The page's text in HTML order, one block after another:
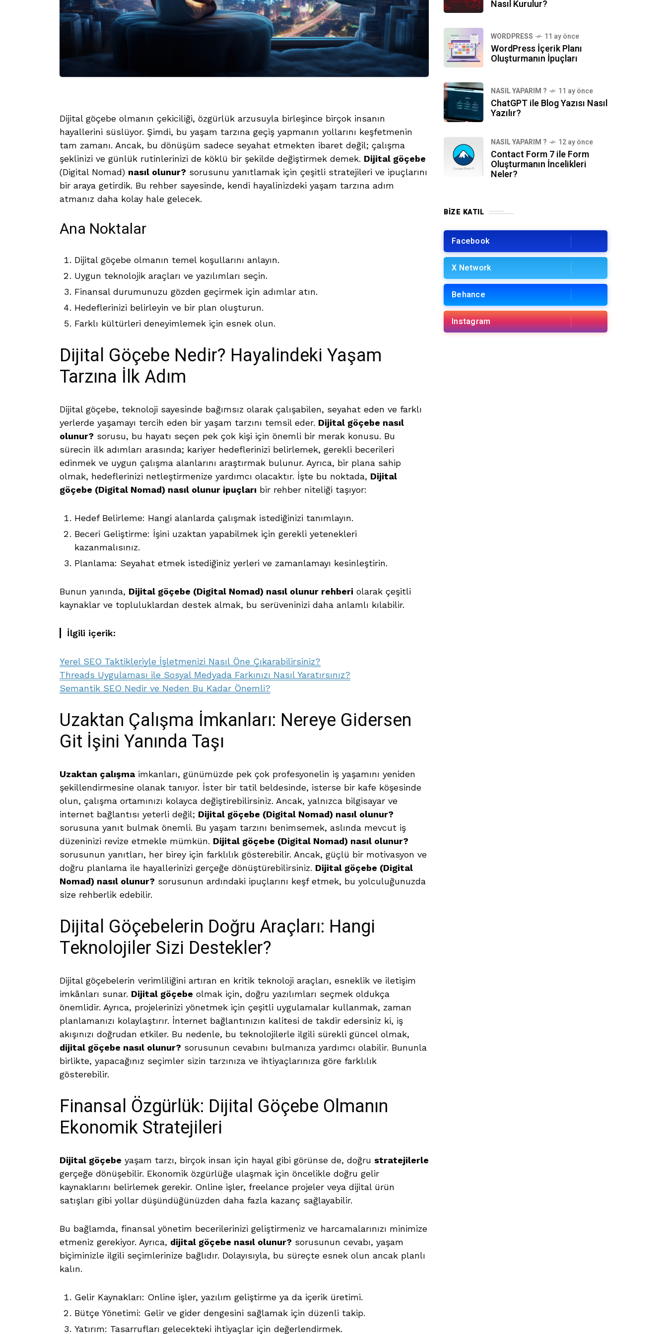
Dijital göçebe olmanın çekiciliği, özgürlük arzusuyla birleşince birçok insanın
hayallerini süslüyor. Şimdi, bu yaşam tarzına geçiş yapmanın yollarını keşfetmenin
tam zamanı. Ancak, bu dönüşüm sadece seyahat etmekten ibaret değil; çalışma
şeklinizi ve günlük rutinlerinizi de köklü bir şekilde değiştirmek demek. Dijital göçebe
(Digital Nomad) nasıl olunur? sorusunu yanıtlamak için çeşitli stratejileri ve ipuçlarını
bir araya getirdik. Bu rehber sayesinde, kendi hayalinizdeki yaşam tarzına adım
atmanız daha kolay hale gelecek.
Ana Noktalar
Dijital göçebe olmanın temel koşullarını anlayın.
Uygun teknolojik araçları ve yazılımları seçin.
Finansal durumunuzu gözden geçirmek için adımlar atın.
Hedeflerinizi belirleyin ve bir plan oluşturun.
Farklı kültürleri deneyimlemek için esnek olun.
Dijital Göçebe Nedir? Hayalindeki Yaşam
Tarzına İlk Adım
Dijital göçebe, teknoloji sayesinde bağımsız olarak çalışabilen, seyahat eden ve farklı
yerlerde yaşamayı tercih eden bir yaşam tarzını temsil eder. Dijital göçebe nasıl
olunur? sorusu, bu hayatı seçen pek çok kişi için önemli bir merak konusu. Bu
sürecin ilk adımları arasında; kariyer hedeflerinizi belirlemek, gerekli becerileri
edinmek ve uygun çalışma alanlarını araştırmak bulunur. Ayrıca, bir plana sahip
olmak, hedeflerinizi netleştirmenize yardımcı olacaktır. İşte bu noktada, Dijital
göçebe (Digital Nomad) nasıl olunur ipuçları bir rehber niteliği taşıyor:
Hedef Belirleme: Hangi alanlarda çalışmak istediğinizi tanımlayın.
Beceri Geliştirme: İşini uzaktan yapabilmek için gerekli yetenekleri
kazanmalısınız.
Planlama: Seyahat etmek istediğiniz yerleri ve zamanlamayı kesinleştirin.
Bunun yanında, Dijital göçebe (Digital Nomad) nasıl olunur rehberi olarak çeşitli
kaynaklar ve topluluklardan destek almak, bu serüveninizi daha anlamlı kılabilir.
İlgili içerik:
Yerel SEO Taktikleriyle İşletmenizi Nasıl Öne Çıkarabilirsiniz?
Threads Uygulaması ile Sosyal Medyada Farkınızı Nasıl Yaratırsınız?
Semantik SEO Nedir ve Neden Bu Kadar Önemli?
Uzaktan Çalışma İmkanları: Nereye Gidersen
Git İşini Yanında Taşı
Uzaktan çalışma imkanları, günümüzde pek çok profesyonelin iş yaşamını yeniden
şekillendirmesine olanak tanıyor. İster bir tatil beldesinde, isterse bir kafe köşesinde
olun, çalışma ortamınızı kolayca değiştirebilirsiniz. Ancak, yalnızca bilgisayar ve
internet bağlantısı yeterli değil; Dijital göçebe (Digital Nomad) nasıl olunur?
sorusuna yanıt bulmak önemli. Bu yaşam tarzını benimsemek, aslında mevcut iş
düzeninizi revize etmekle mümkün. Dijital göçebe (Digital Nomad) nasıl olunur?
sorusunun yanıtları, her birey için farklılık gösterebilir. Ancak, güçlü bir motivasyon ve
doğru planlama ile hayallerinizi gerçeğe dönüştürebilirsiniz. Dijital göçebe (Digital
Nomad) nasıl olunur? sorusunun ardındaki ipuçlarını keşf etmek, bu yolculuğunuzda
size rehberlik edebilir.
Dijital Göçebelerin Doğru Araçları: Hangi
Teknolojiler Sizi Destekler?
Dijital göçebelerin verimliliğini artıran en kritik teknoloji araçları, esneklik ve iletişim
imkânları sunar. Dijital göçebe olmak için, doğru yazılımları seçmek oldukça
önemlidir. Ayrıca, projelerinizi yönetmek için çeşitli uygulamalar kullanmak, zaman
planlamanızı kolaylaştırır. İnternet bağlantınızın kalitesi de takdir edersiniz ki, iş
akışınızı doğrudan etkiler. Bu nedenle, bu teknolojilerle ilgili sürekli güncel olmak,
dijital göçebe nasıl olunur? sorusunun cevabını bulmanıza yardımcı olabilir. Bununla
birlikte, yapacağınız seçimler sizin tarzınıza ve ihtiyaçlarınıza göre farklılık
gösterebilir.
Finansal Özgürlük: Dijital Göçebe Olmanın
Ekonomik Stratejileri
Dijital göçebe yaşam tarzı, birçok insan için hayal gibi görünse de, doğru stratejilerle
gerçeğe dönüşebilir. Ekonomik özgürlüğe ulaşmak için öncelikle doğru gelir
kaynaklarını belirlemek gerekir. Online işler, freelance projeler veya dijital ürün
satışları gibi yollar düşündüğünüzden daha fazla kazanç sağlayabilir.
Bu bağlamda, finansal yönetim becerilerinizi geliştirmeniz ve harcamalarınızı minimize
etmeniz gerekiyor. Ayrıca, dijital göçebe nasıl olunur? sorusunun cevabı, yaşam
biçiminizle ilgili seçimlerinize bağlıdır. Dolayısıyla, bu süreçte esnek olun ancak planlı
kalın.
Gelir Kaynakları: Online işler, yazılım geliştirme ya da içerik üretimi.
Bütçe Yönetimi: Gelir ve gider dengesini sağlamak için düzenli takip.
Yatırım: Tasarrufları gelecekteki ihtiyaçlar için değerlendirmek.
Nasıl Kurulur?
WORDPRESS 11 ay önce
WordPress İçerik Planı
Oluşturmanın İpuçları
NASIL YAPARIM ? 11 ay önce
ChatGPT ile Blog Yazısı Nasıl
Yazılır?
NASIL YAPARIM ? 12 ay önce
Contact Form 7 ile Form
Oluşturmanın İncelikleri
Neler?
BIZE KATIL
Facebook
X Network
Behance
Instagram